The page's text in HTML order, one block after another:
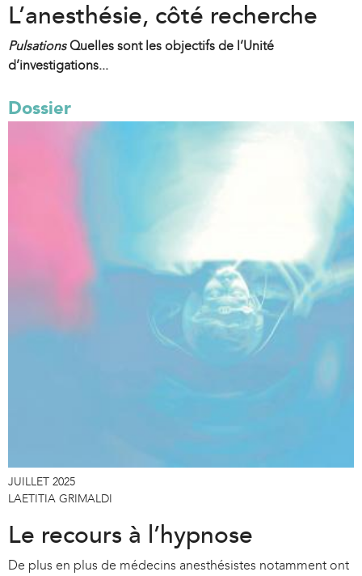
L’anesthésie, côté recherche
PulsationsQuelles sont les objectifs de l’Unité
d’investigations...
Dossier
JUILLET 2025
LAETITIA GRIMALDI
Le recours à l’hypnose
De plus en plus de médecins anesthésistes notamment ont